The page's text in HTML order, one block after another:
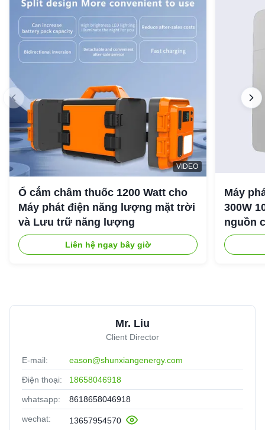
VIDEO
Ổ cắm châm thuốc 1200 Watt cho
Máy phát điện năng lượng mặt trời
và Lưu trữ năng lượng
Liên hệ ngay bây giờ
Máy
300W
nguồn
ngoài
Mr. Liu
Client Director
E-mail: eason@shunxiangenergy.com
Điện thoại: 18658046918
whatsapp: 8618658046918
wechat: 13657954570